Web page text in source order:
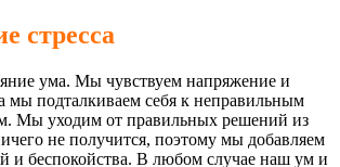
стресса
ума. Мы чувствуем напряжение и
мы подталкиваем себя к неправильным
Мы уходим от правильных решений из
не получится, поэтому мы добавляем
и беспокойства. В любом случае наш ум и